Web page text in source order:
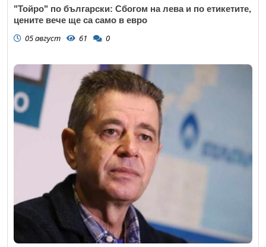
"Тойро" по български: Сбогом на лева и по етикетите,
цените вече ще са само в евро
05 август 61 0